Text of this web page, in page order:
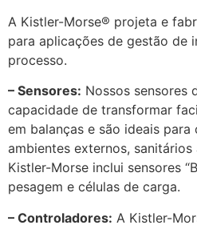
A Kistler-Morse® projeta e
para aplicações de gestão de
processo.
– Sensores: Nossos sensores
capacidade de transformar
em balanças e são ideais
ambientes externos,
Kistler-Morse inclui sensores
pesagem e células de carga.
– Controladores: A Kistler-